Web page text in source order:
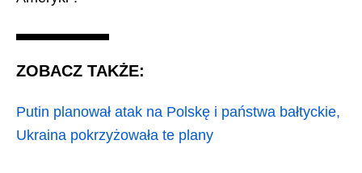
ZOBACZ TAKŻE:
Putin planował atak na Polskę i państwa bałtyckie,
Ukraina pokrzyżowała te plany